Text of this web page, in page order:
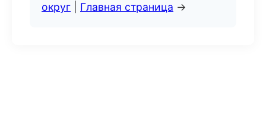
округ
Главная страница →